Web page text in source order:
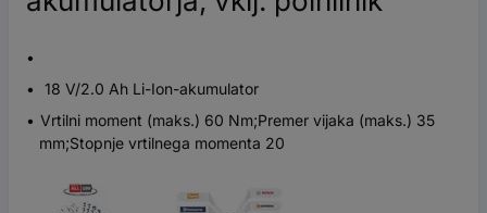
18 V/2.0 Ah Li-Ion-akumulator
Vrtilni moment (maks.) 60 Nm;Premer vijaka (maks.) 35
mm;Stopnje vrtilnega momenta 20